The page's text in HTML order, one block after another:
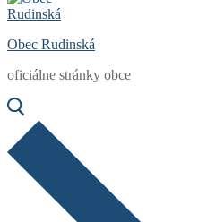
Obec Rudinská
oficiálne stránky obce